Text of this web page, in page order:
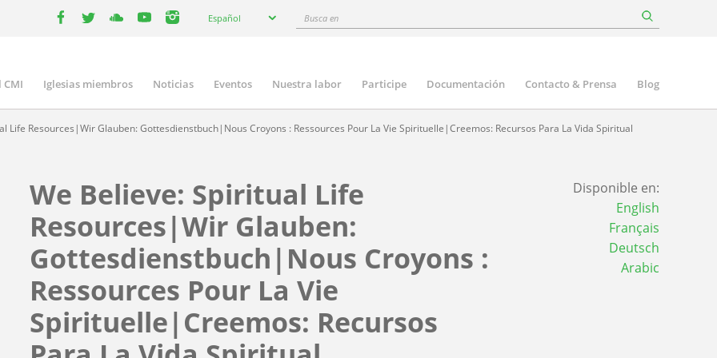
your
Español
Busca
CMI Iglesias miembros Noticias Eventos Nuestra labor Participe Documentación Contacto & Prensa Blog
Life Resources|Wir Glauben: Gottesdienstbuch|Nous Croyons : Ressources Pour La Vie Spirituelle|Creemos: Recursos Para La Vida Spiritual
We Believe: Spiritual Life
Resources|Wir Glauben:
Gottesdienstbuch|Nous Croyons :
Ressources Pour La Vie
Spirituelle|Creemos: Recursos
Disponible en:
English
Français
Deutsch
Arabic